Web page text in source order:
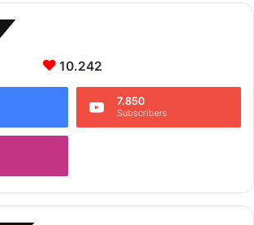
10.242
7.850
Subscribers